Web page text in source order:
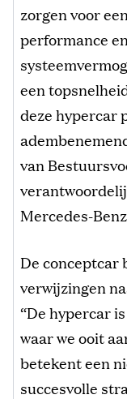
zorgen voor
performance
een
deze hypercar
van
Mercedes-
De conceptcar
verwijzingen
“De hypercar
waar we ooit
betekent een
succesvolle